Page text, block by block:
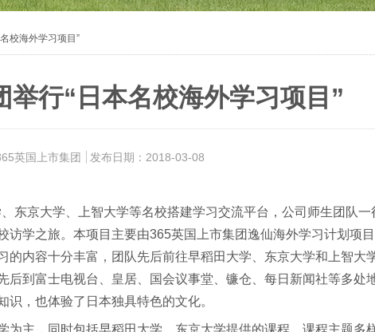
校海外学习项目”
举行“日本名校海外学习项目”
英国上市集团 发布日期：2018-03-08
东京大学、上智大学等名校搭建学习交流平台，公司师生团队一
访学之旅。本项目主要由365英国上市集团逸仙海外学习计划项
的内容十分丰富，团队先后前往早稻田大学、东京大学和上智大
后到富士电视台、皇居、国会议事堂、镰仓、每日新闻社等多处
，也体验了日本独具特色的文化。
为主，同时包括早稻田大学、东京大学提供的课程。课程主题多